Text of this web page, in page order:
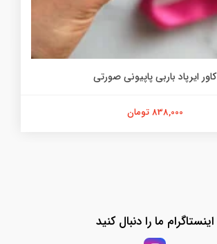
کاور ایرپاد باربی پاپیونی صورتی
838,000 تومان
اینستاگرام ما را دنبال کنید